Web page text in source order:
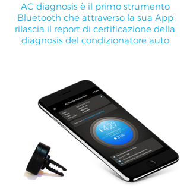
AC diagnosis è il primo strumento
Bluetooth che attraverso la sua App
rilascia il report di certificazione della
diagnosis del condizionatore auto